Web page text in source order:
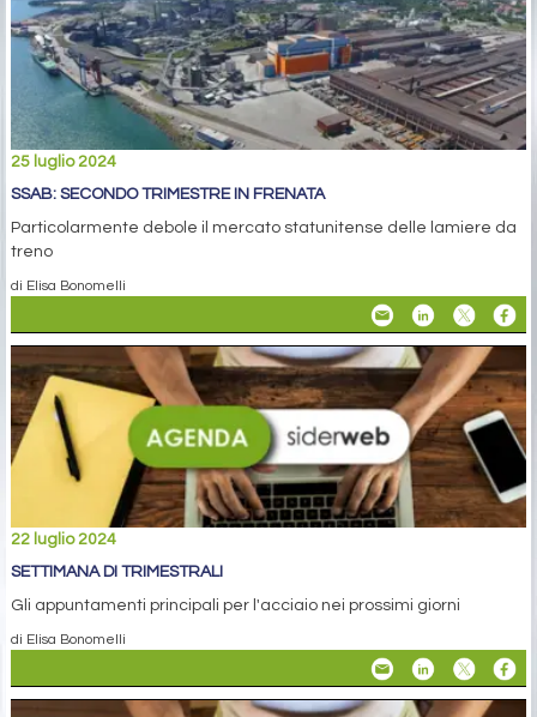
25 luglio 2024
SSAB: SECONDO TRIMESTRE IN FRENATA
Particolarmente debole il mercato statunitense delle lamiere da
treno
di Elisa Bonomelli
22 luglio 2024
SETTIMANA DI TRIMESTRALI
Gli appuntamenti principali per l'acciaio nei prossimi giorni
di Elisa Bonomelli